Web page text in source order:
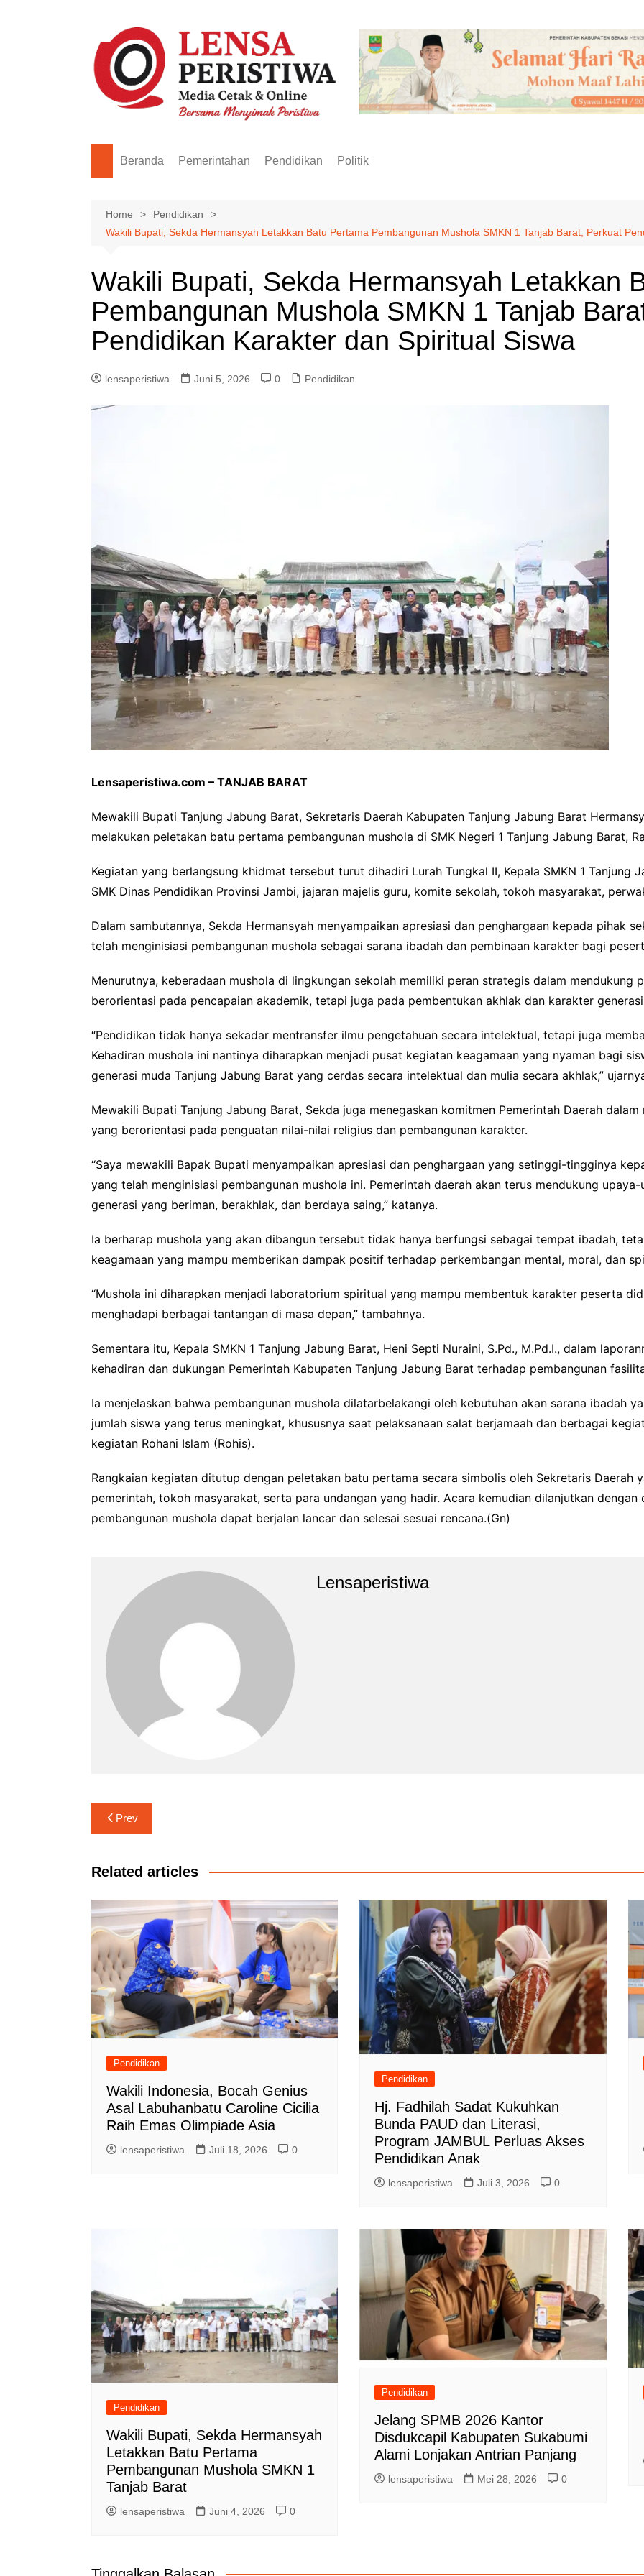
Beranda Pemerintahan Pendidikan Politik
Home
Pendidikan
Wakili Bupati, Sekda Hermansyah Letakkan Batu Pertama Pembangunan Mushola SMKN 1 Tanjab Barat, Perkuat
Wakili Bupati, Sekda Hermansyah Letakkan
Pembangunan Mushola SMKN 1 Tanjab
Pendidikan Karakter dan Spiritual Siswa
lensaperistiwa Juni 5, 2026 0 Pendidikan
Lensaperistiwa.com – TANJAB BARAT
Mewakili Bupati Tanjung Jabung Barat, Sekretaris Daerah Kabupaten Tanjung Jabung Barat
melakukan peletakan batu pertama pembangunan mushola di SMK Negeri 1 Tanjung Jabung Barat,
Kegiatan yang berlangsung khidmat tersebut turut dihadiri Lurah Tungkal II, Kepala SMKN 1 Tanjung
SMK Dinas Pendidikan Provinsi Jambi, jajaran majelis guru, komite sekolah, tokoh masyarakat,
Dalam sambutannya, Sekda Hermansyah menyampaikan apresiasi dan penghargaan kepada pihak
telah menginisiasi pembangunan mushola sebagai sarana ibadah dan pembinaan karakter bagi
Menurutnya, keberadaan mushola di lingkungan sekolah memiliki peran strategis dalam mendukung
berorientasi pada pencapaian akademik, tetapi juga pada pembentukan akhlak dan karakter
“Pendidikan tidak hanya sekadar mentransfer ilmu pengetahuan secara intelektual, tetapi juga
Kehadiran mushola ini nantinya diharapkan menjadi pusat kegiatan keagamaan yang nyaman bagi
generasi muda Tanjung Jabung Barat yang cerdas secara intelektual dan mulia secara akhlak,”
Mewakili Bupati Tanjung Jabung Barat, Sekda juga menegaskan komitmen Pemerintah Daerah
yang berorientasi pada penguatan nilai-nilai religius dan pembangunan karakter.
“Saya mewakili Bapak Bupati menyampaikan apresiasi dan penghargaan yang setinggi-tingginya
yang telah menginisiasi pembangunan mushola ini. Pemerintah daerah akan terus mendukung
generasi yang beriman, berakhlak, dan berdaya saing,” katanya.
Ia berharap mushola yang akan dibangun tersebut tidak hanya berfungsi sebagai tempat ibadah,
keagamaan yang mampu memberikan dampak positif terhadap perkembangan mental, moral, dan
“Mushola ini diharapkan menjadi laboratorium spiritual yang mampu membentuk karakter peserta
menghadapi berbagai tantangan di masa depan,” tambahnya.
Sementara itu, Kepala SMKN 1 Tanjung Jabung Barat, Heni Septi Nuraini, S.Pd., M.Pd.I., dalam
kehadiran dan dukungan Pemerintah Kabupaten Tanjung Jabung Barat terhadap pembangunan
Ia menjelaskan bahwa pembangunan mushola dilatarbelakangi oleh kebutuhan akan sarana ibadah
jumlah siswa yang terus meningkat, khususnya saat pelaksanaan salat berjamaah dan berbagai
kegiatan Rohani Islam (Rohis).
Rangkaian kegiatan ditutup dengan peletakan batu pertama secara simbolis oleh Sekretaris Daerah
pemerintah, tokoh masyarakat, serta para undangan yang hadir. Acara kemudian dilanjutkan
pembangunan mushola dapat berjalan lancar dan selesai sesuai rencana.(Gn)
Lensaperistiwa
Navigasi
pos
Prev
Related articles
Pendidikan
Wakili Indonesia, Bocah Genius
Asal Labuhanbatu Caroline Cicilia
Raih Emas Olimpiade Asia
lensaperistiwa Juli 18, 2026 0
Pendidikan
Hj. Fadhilah Sadat Kukuhkan
Bunda PAUD dan Literasi,
Program JAMBUL Perluas Akses
Pendidikan Anak
lensaperistiwa Juli 3, 2026 0
Pendidikan
Wakili Bupati, Sekda Hermansyah
Letakkan Batu Pertama
Pembangunan Mushola SMKN 1
Tanjab Barat
lensaperistiwa Juni 4, 2026 0
Pendidikan
Jelang SPMB 2026 Kantor
Disdukcapil Kabupaten Sukabumi
Alami Lonjakan Antrian Panjang
lensaperistiwa Mei 28, 2026 0